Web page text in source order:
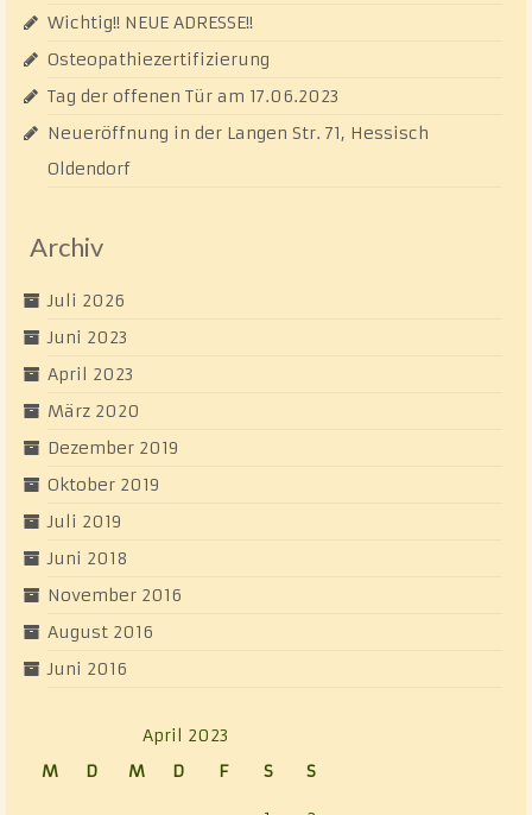
Wichtig!! NEUE ADRESSE!!
Osteopathiezertifizierung
Tag der offenen Tür am 17.06.2023
Neueröffnung in der Langen Str. 71, Hessisch
Oldendorf
Archiv
Juli 2026
Juni 2023
April 2023
März 2020
Dezember 2019
Oktober 2019
Juli 2019
Juni 2018
November 2016
August 2016
Juni 2016
April 2023
M
D M D F S S